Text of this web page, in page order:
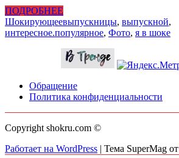
ПОДРОБНЕЕ
Шокирующеевыпускницы, выпускной,
интересное.популярное, Фото, я в шоке
Обращение
Политика конфиденциальности
Copyright shokru.com ©
Работает на WordPress | Тема SuperMag от